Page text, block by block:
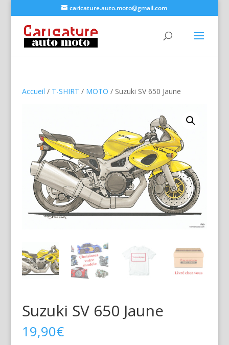
caricature.auto.moto@gmail.com
Accueil / T-SHIRT / MOTO / Suzuki SV 650 Jaune
Suzuki SV 650 Jaune
19,90€